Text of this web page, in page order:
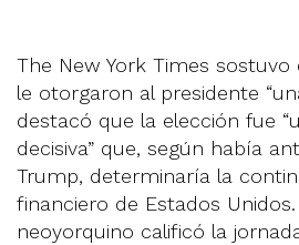
The New York Times
le otorgaron al presidente
destacó que la elección fue
decisiva” que, según había
Trump, determinaría la
financiero de Estados Unidos.
neoyorquino calificó la